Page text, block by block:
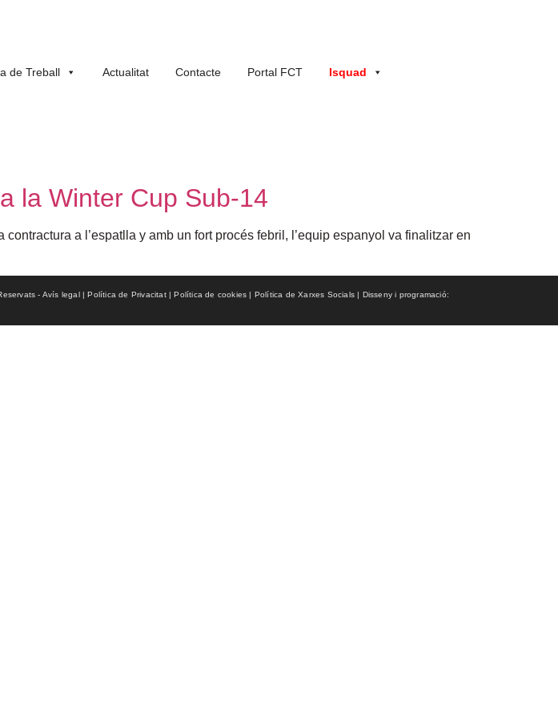
de Treball Actualitat Contacte Portal FCT Isquad
la Winter Cup Sub-14
a l’espatlla y amb un fort procés febril, l’equip espanyol va finalitzar en
- Avís legal | Política de Privacitat | Política de cookies | Política de Xarxes Socials | Disseny i programació: